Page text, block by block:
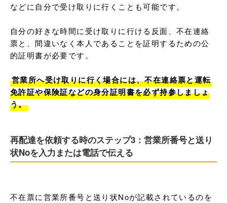
などに自分で受け取りに行くことも可能です。
自分の好きな時間に受け取りに行ける反面、不在連絡
票と、間違いなく本人であることを証明するための公
的証明書が必要です。
営業所へ受け取りに行く場合には、不在連絡票と運転
免許証や保険証などの身分証明書を必ず持参しましょ
う。
再配達を依頼する時のステップ3：営業所番号と送り
状Noを入力または電話で伝える
不在票に営業所番号と送り状Noが記載されているのを